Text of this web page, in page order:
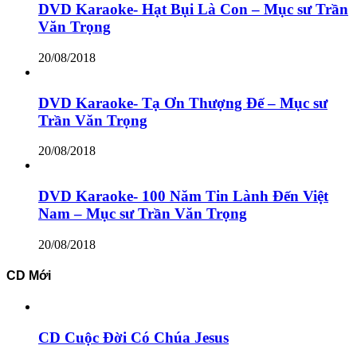
DVD Karaoke- Hạt Bụi Là Con – Mục sư Trần
Văn Trọng
20/08/2018
DVD Karaoke- Tạ Ơn Thượng Đế – Mục sư
Trần Văn Trọng
20/08/2018
DVD Karaoke- 100 Năm Tin Lành Đến Việt
Nam – Mục sư Trần Văn Trọng
20/08/2018
CD Mới
CD Cuộc Đời Có Chúa Jesus